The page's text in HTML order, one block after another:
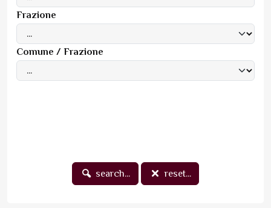
Frazione
Comune / Frazione
search... reset...